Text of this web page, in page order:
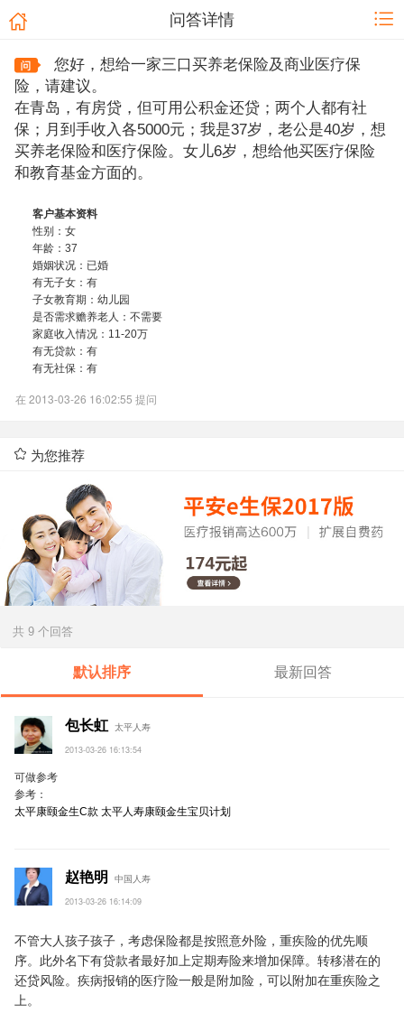
问答详情
您好，想给一家三口买养老保险及商业医疗保
险，请建议。
在青岛，有房贷，但可用公积金还贷；两个人都有社
保；月到手收入各5000元；我是37岁，老公是40岁，想
买养老保险和医疗保险。女儿6岁，想给他买医疗保险
和教育基金方面的。
客户基本资料
性别：女
年龄：37
婚姻状况：已婚
有无子女：有
子女教育期：幼儿园
是否需求赡养老人：不需要
家庭收入情况：11-20万
有无贷款：有
有无社保：有
在 2013-03-26 16:02:55 提问
为您推荐
共 9 个回答
默认排序 最新回答
包长虹 太平人寿
2013-03-26 16:13:54
可做参考
参考：
太平康颐金生C款 太平人寿康颐金生宝贝计划
赵艳明 中国人寿
2013-03-26 16:14:09
不管大人孩子孩子，考虑保险都是按照意外险，重疾险的优先顺
序。此外名下有贷款者最好加上定期寿险来增加保障。转移潜在的
还贷风险。疾病报销的医疗险一般是附加险，可以附加在重疾险之
上。